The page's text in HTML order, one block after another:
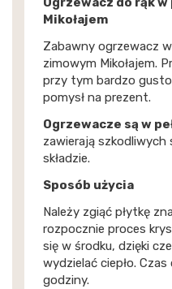
Mikołajem
Zabawny ogrzewacz
zimowym Mikołajem.
przy tym bardzo
pomysł na prezent.
Ogrzewacze są w
zawierają
składzie.
Sposób użycia
Należy zgiąć płytkę
rozpocznie proces
się w środku, dzięki
wydzielać ciepło.
godziny.